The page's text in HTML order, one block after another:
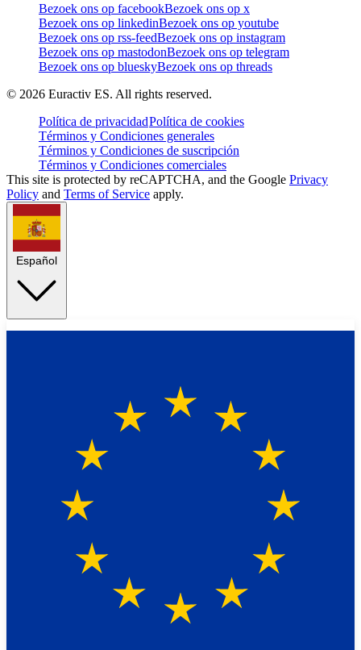
Bezoek ons op facebookBezoek ons op x
Bezoek ons op linkedinBezoek ons op youtube
Bezoek ons op rss-feedBezoek ons op instagram
Bezoek ons op mastodonBezoek ons op telegram
Bezoek ons op blueskyBezoek ons op threads
© 2026 Euractiv ES. All rights reserved.
Política de privacidadPolítica de cookies
Términos y Condiciones generales
Términos y Condiciones de suscripción
Términos y Condiciones comerciales
This site is protected by reCAPTCHA, and the Google Privacy
Policy and Terms of Service apply.
Español